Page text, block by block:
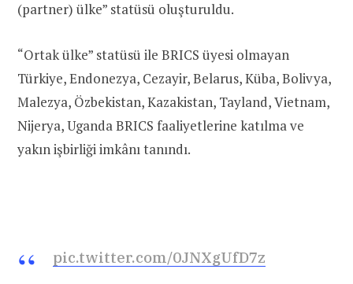
(partner) ülke” statüsü oluşturuldu.
“Ortak ülke” statüsü ile BRICS üyesi olmayan
Türkiye, Endonezya, Cezayir, Belarus, Küba, Bolivya,
Malezya, Özbekistan, Kazakistan, Tayland, Vietnam,
Nijerya, Uganda BRICS faaliyetlerine katılma ve
yakın işbirliği imkânı tanındı.
pic.twitter.com/0JNXgUfD7z